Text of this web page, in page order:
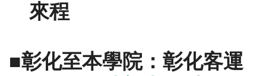
來程
■彰化至本學院：彰化客運